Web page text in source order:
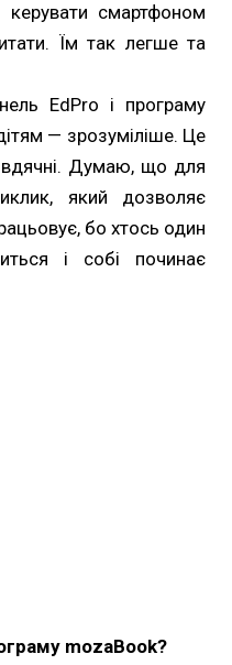
смартфоном
Їм так легше та
EdPro і програму
— зрозуміліше. Це
Думаю, що для
який дозволяє
бо хтось один
і собі починає
mozaBook?